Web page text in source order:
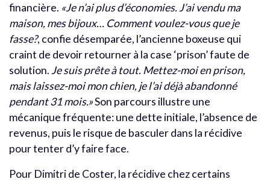
financière. «Je n’ai plus d’économies. J’ai vendu ma
maison, mes bijoux… Comment voulez-vous que je
fasse?, confie désemparée, l’ancienne boxeuse qui
craint de devoir retourner à la case ‘prison’ faute de
solution. Je suis prête à tout. Mettez-moi en prison,
mais laissez-moi mon chien, je l’ai déjà abandonné
pendant 31 mois.»Son parcours illustre une
mécanique fréquente: une dette initiale, l’absence de
revenus, puis le risque de basculer dans la récidive
pour tenter d’y faire face.
Pour Dimitri de Coster, la récidive chez certains